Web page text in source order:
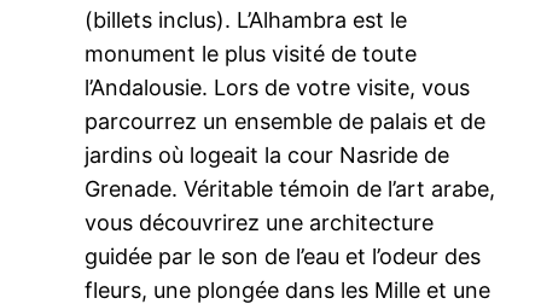
(billets inclus). L’Alhambra est le
monument le plus visité de toute
l’Andalousie. Lors de votre visite, vous
parcourrez un ensemble de palais et de
jardins où logeait la cour Nasride de
Grenade. Véritable témoin de l’art arabe,
vous découvrirez une architecture
guidée par le son de l’eau et l’odeur des
fleurs, une plongée dans les Mille et une